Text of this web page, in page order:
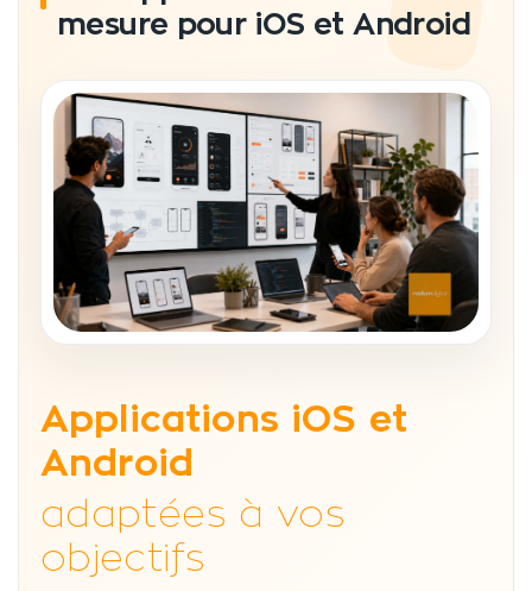
mesure pour iOS et Android
Applications iOS et
Android
adaptées à vos
objectifs